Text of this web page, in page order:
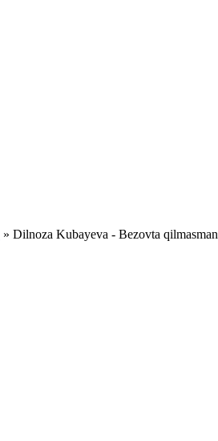
» Dilnoza Kubayeva - Bezovta qilmasman